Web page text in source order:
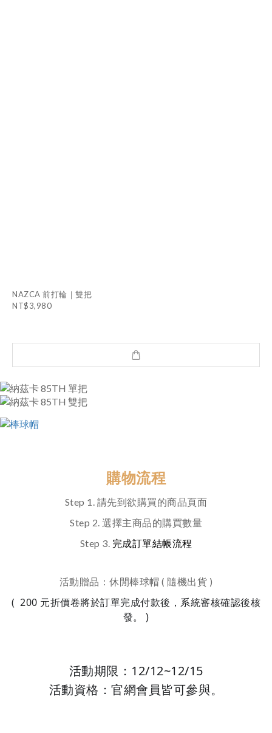
NAZCA 前打輪｜雙把
NT$3,980
購物流程
Step 1. 請先到欲購買的商品頁面
Step 2. 選擇主商品的購買數量
Step 3. 完成訂單結帳流程
活動贈品：休閒棒球帽 ( 隨機出貨 )
( 200 元折價卷將於訂單完成付款後，系統審核確認後核
發。 )
活動期限： 12/12~12/15
活動資格：官網會員皆可參與。